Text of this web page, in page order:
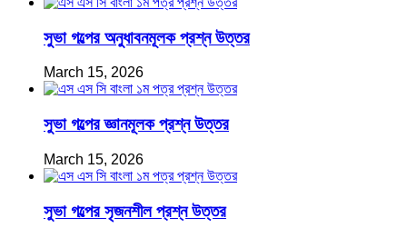
সুভা গল্পের অনুধাবনমূলক প্রশ্ন উত্তর
March 15, 2026
সুভা গল্পের জ্ঞানমূলক প্রশ্ন উত্তর
March 15, 2026
সুভা গল্পের সৃজনশীল প্রশ্ন উত্তর